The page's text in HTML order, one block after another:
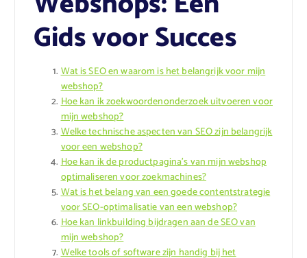
Gids voor Succes
Wat is SEO en waarom is het belangrijk voor mijn
webshop?
Hoe kan ik zoekwoordenonderzoek uitvoeren voor
mijn webshop?
Welke technische aspecten van SEO zijn belangrijk
voor een webshop?
Hoe kan ik de productpagina’s van mijn webshop
optimaliseren voor zoekmachines?
Wat is het belang van een goede contentstrategie
voor SEO-optimalisatie van een webshop?
Hoe kan linkbuilding bijdragen aan de SEO van
mijn webshop?
Welke tools of software zijn handig bij het